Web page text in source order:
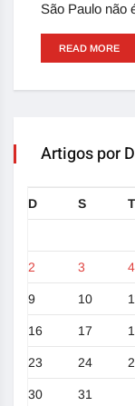
São Paulo não
READ MORE
Artigos por
D S T
2 3 4
9 10
16 17
23 24
30 31